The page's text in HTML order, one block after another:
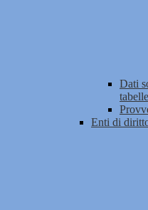
Dati
Enti di